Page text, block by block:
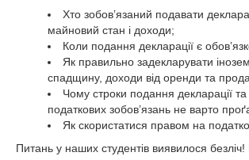
Хто зобов’язаний подавати
майновий стан і доходи;
Коли подання декларації є
Як правильно задекларувати
спадщину, доходи від оренди та
Чому строки подання декларації
податкових зобов’язань не варто
Як скористатися правом на
Питань у наших студентів виявилося безліч!